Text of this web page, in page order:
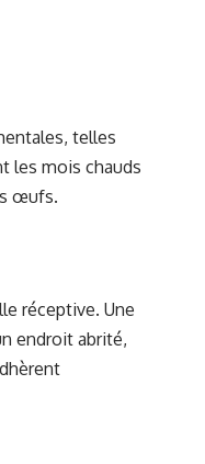
telles
les mois chauds
œufs.
réceptive. Une
endroit abrité,